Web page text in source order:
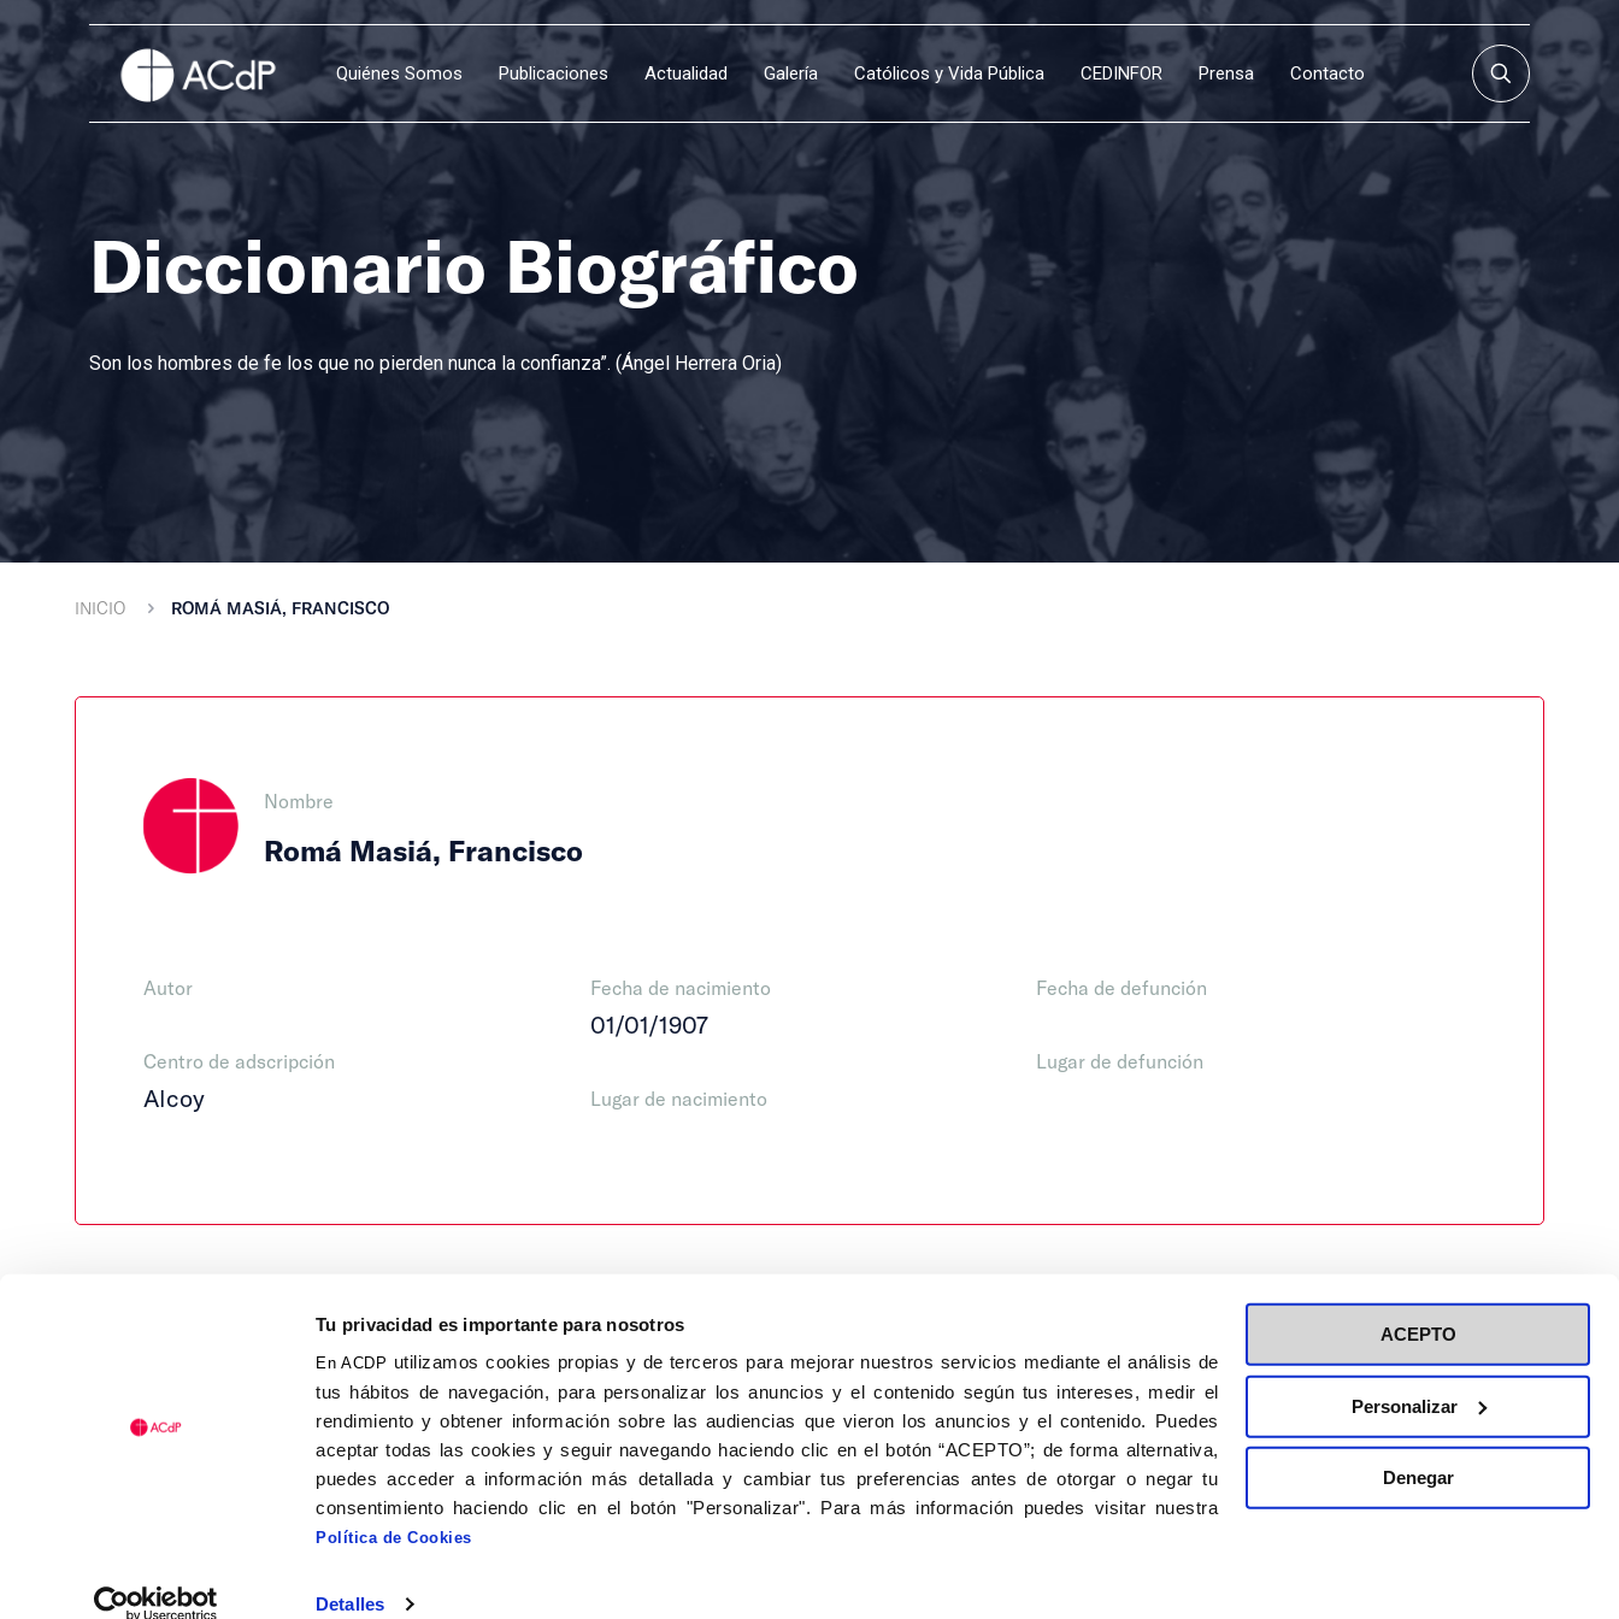
Tu privacidad es importante para nosotros
En ACDP utilizamos cookies propias y de terceros para mejorar nuestros servicios mediante el análisis de
tus hábitos de navegación, para personalizar los anuncios y el contenido según tus intereses, medir el
rendimiento y obtener información sobre las audiencias que vieron los anuncios y el contenido. Puedes
aceptar todas las cookies y seguir navegando haciendo clic en el botón “ACEPTO”; de forma alternativa,
puedes acceder a información más detallada y cambiar tus preferencias antes de otorgar o negar tu
consentimiento haciendo clic en el botón "Personalizar". Para más información puedes visitar nuestra
Política de Cookies
Detalles
ACEPTO
Personalizar
Denegar
Quiénes Somos Publicaciones Actualidad Galería Católicos y Vida Pública CEDINFOR Prensa Contacto
Diccionario Biográfico
Son los hombres de fe los que no pierden nunca la confianza”. (Ángel Herrera Oria)
INICIO ROMÁ MASIÁ, FRANCISCO
Nombre
Romá Masiá, Francisco
Autor
Centro de adscripción
Alcoy
Fecha de nacimiento
01/01/1907
Lugar de nacimiento
Fecha de defunción
Lugar de defunción
Calle Isaac Peral, 58 C.P.: 28040, Madrid
Tel (+34) 91 456 63 27
Fax: (+34) 91 535 19 98
acdp@acdp.es
Aviso Legal Inscripción a eventos
Política de privacidad de RRSS
Política de cookies